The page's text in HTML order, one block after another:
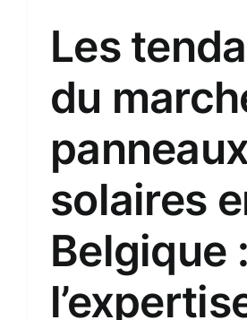
Les
du
solaires
Belgique :